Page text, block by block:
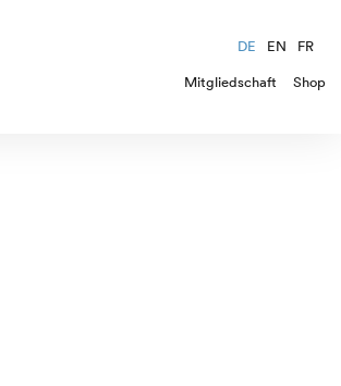
DE EN
FR
Mitgliedschaft
Shop